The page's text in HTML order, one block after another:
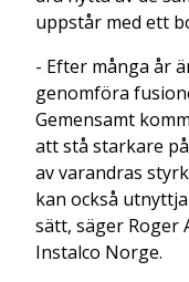
uppstår med ett
- Efter många år
genomföra
Gemensamt
att stå starkare
av varandras
kan också
sätt, säger Roger
Instalco Norge.